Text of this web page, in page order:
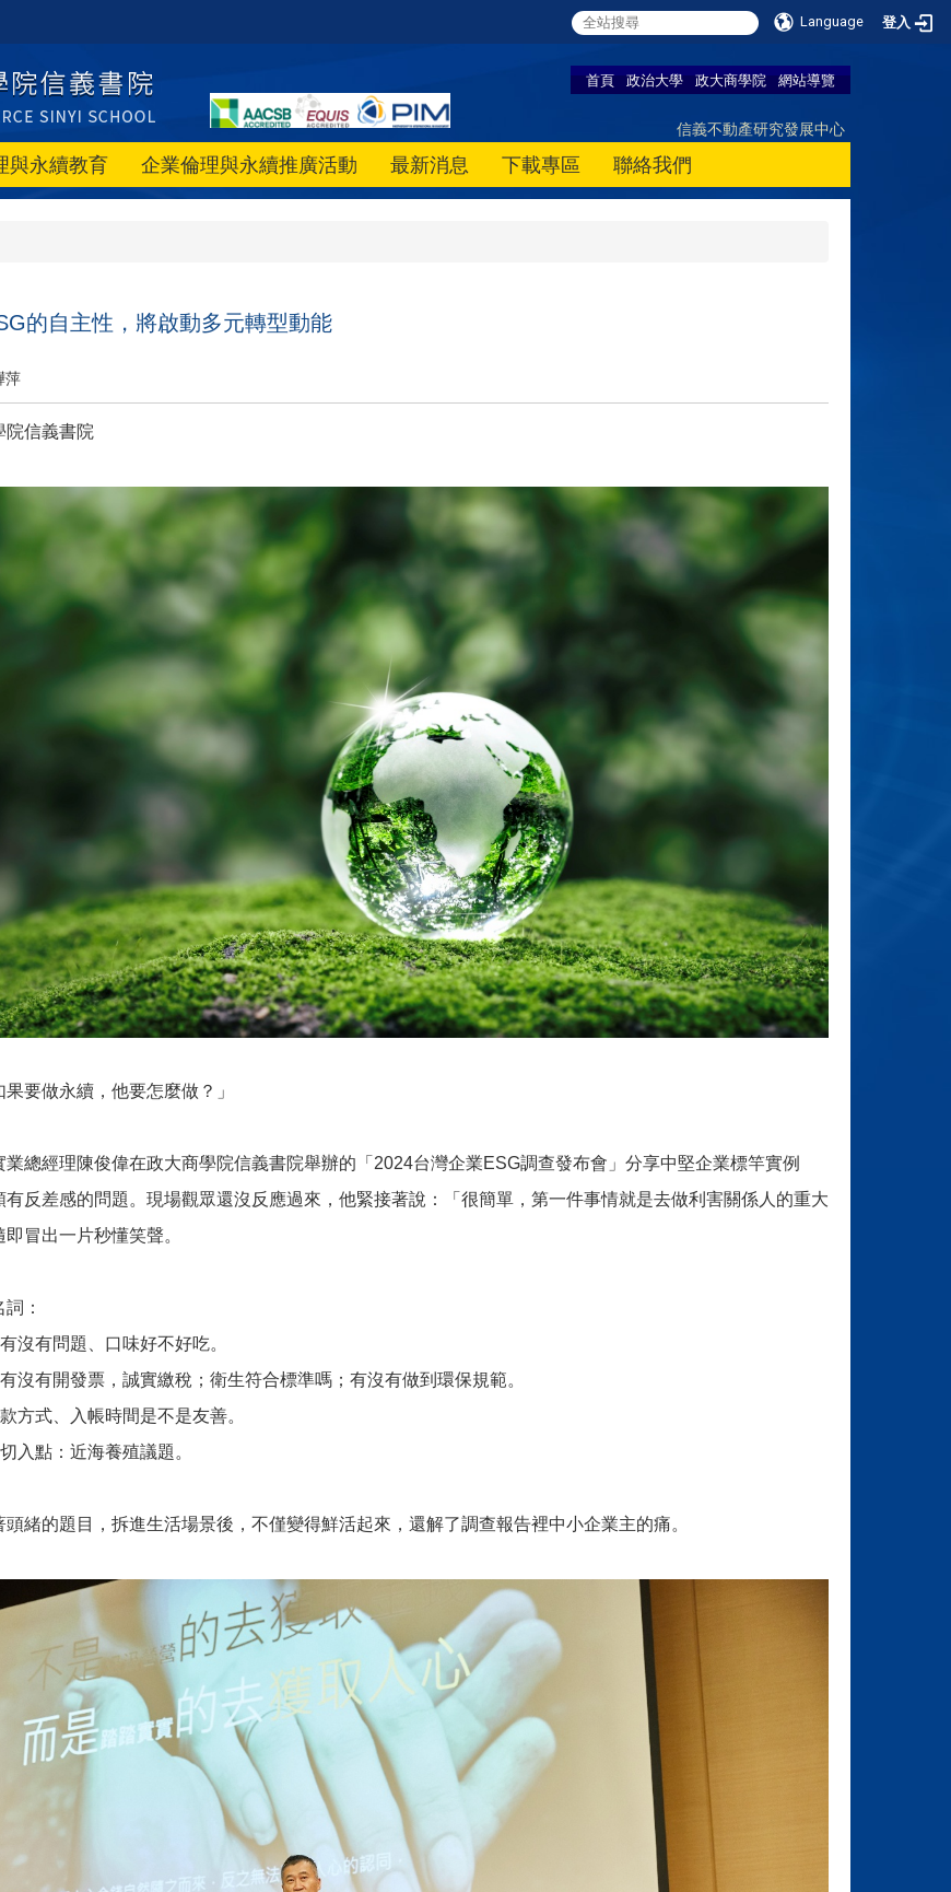
Language 登入
首頁 政治大學 政大商學院 網站導覽
信義不動產研究發展中心
與永續教育 企業倫理與永續推廣活動 最新消息 下載專區 聯絡我們
的自主性，將啟動多元轉型動能
萍
院信義書院
果要做永續，他要怎麼做？」
業總經理陳俊偉在政大商學院信義書院舉辦的「2024台灣企業ESG調查發布會」分享中堅企業標竿實例
有反差感的問題。現場觀眾還沒反應過來，他緊接著說：「很簡單，第一件事情就是去做利害關係人的重大
冒出一片秒懂笑聲。
：
沒有問題、口味好不好吃。
沒有開發票，誠實繳稅；衛生符合標準嗎；有沒有做到環保規範。
方式、入帳時間是不是友善。
入點：近海養殖議題。
頭緒的題目，拆進生活場景後，不僅變得鮮活起來，還解了調查報告裡中小企業主的痛。